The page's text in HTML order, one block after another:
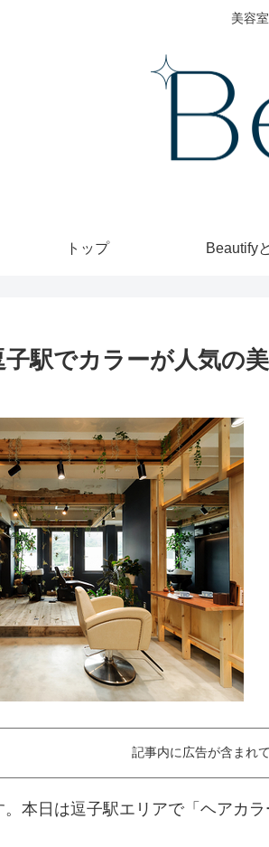
美容
トップ Beautify
子駅でカラーが人気の
記事内に広告が含まれて
本日は逗子駅エリアで「ヘアカ